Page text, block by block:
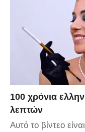
100 χρόνια
λεπτών
Αυτό το βίντεο